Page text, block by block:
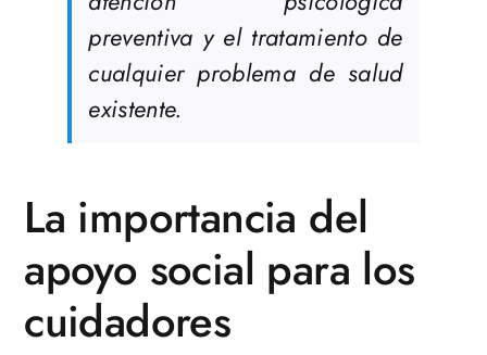
preventiva y el tratamiento de
cualquier problema de salud
existente.
La importancia del
apoyo social para los
cuidadores